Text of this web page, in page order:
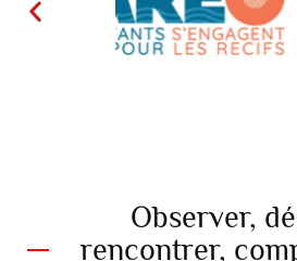
notre politique de
d’informations.
Observer,
rencontrer,